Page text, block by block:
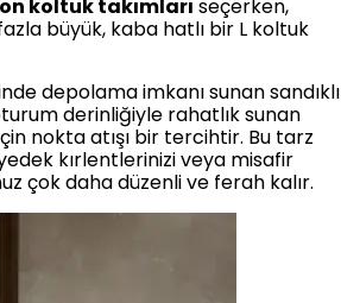
koltuk takımları seçerken,
büyük, kaba hatlı bir L koltuk
depolama imkanı sunan sandıklı
derinliğiyle rahatlık sunan
nokta atışı bir tercihtir. Bu tarz
kırlentlerinizi veya misafir
çok daha düzenli ve ferah kalır.